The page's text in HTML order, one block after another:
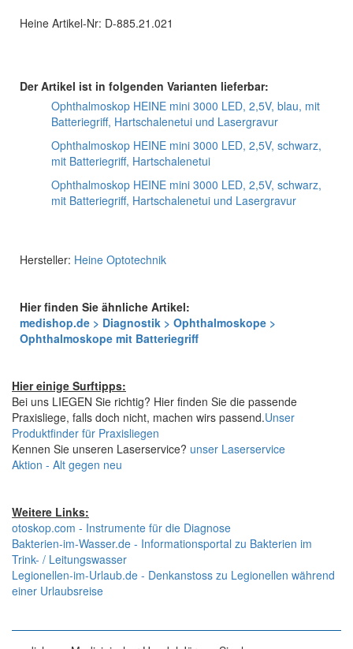
Heine Artikel-Nr: D-885.21.021
Der Artikel ist in folgenden Varianten lieferbar:
Ophthalmoskop HEINE mini 3000 LED, 2,5V, blau, mit
Batteriegriff, Hartschalenetui und Lasergravur
Ophthalmoskop HEINE mini 3000 LED, 2,5V, schwarz,
mit Batteriegriff, Hartschalenetui
Ophthalmoskop HEINE mini 3000 LED, 2,5V, schwarz,
mit Batteriegriff, Hartschalenetui und Lasergravur
Hersteller: Heine Optotechnik
Hier finden Sie ähnliche Artikel:
medishop.de > Diagnostik > Ophthalmoskope >
Ophthalmoskope mit Batteriegriff
Hier einige Surftipps:
Bei uns LIEGEN Sie richtig? Hier finden Sie die passende
Praxisliege, falls doch nicht, machen wirs passend.Unser
Produktfinder für Praxisliegen
Kennen Sie unseren Laserservice? unser Laserservice
Aktion - Alt gegen neu
Weitere Links:
otoskop.com - Instrumente für die Diagnose
Bakterien-im-Wasser.de - Informationsportal zu Bakterien im
Trink- / Leitungswasser
Legionellen-im-Urlaub.de - Denkanstoss zu Legionellen während
einer Urlaubsreise